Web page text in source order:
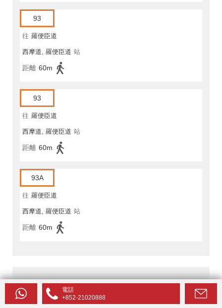
93
往 羅便臣道
西摩道, 羅便臣道 站
距離 60m
93
往 羅便臣道
西摩道, 羅便臣道 站
距離 60m
93A
往 羅便臣道
西摩道, 羅便臣道 站
距離 60m
懿峰附近的醫院
電話
+852-21020888